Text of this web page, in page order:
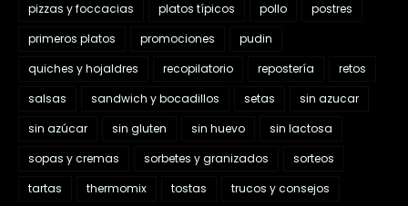
pizzas y foccacias
platos típicos pollo
postres
primeros platos
promociones
pudin
quiches y hojaldres
recopilatorio repostería
retos
salsas
sandwich y bocadillos setas
sin azucar
sin azúcar
sin gluten sin huevo
sin lactosa
sopas y cremas
sorbetes y granizados
sorteos
tartas
thermomix tostas
trucos y consejos